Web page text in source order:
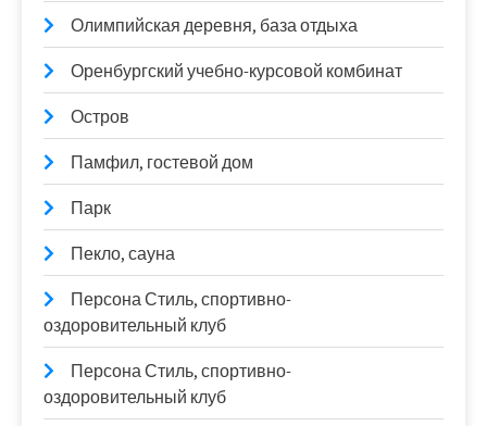
Олимпийская деревня, база отдыха
Оренбургский учебно-курсовой комбинат
Остров
Памфил, гостевой дом
Парк
Пекло, сауна
Персона Стиль, спортивно-
оздоровительный клуб
Персона Стиль, спортивно-
оздоровительный клуб